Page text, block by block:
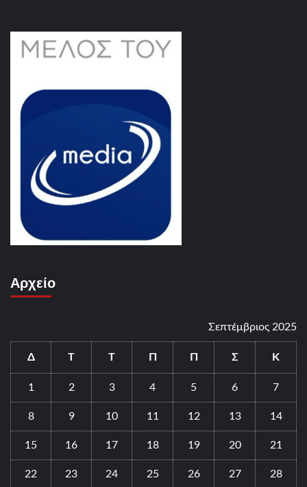
Αρχείο
Σεπτέμβριος 2025
Δ Τ Τ Π Π Σ Κ
1 2 3 4 5 6 7
8 9 10 11 12 13 14
15 16 17 18 19 20 21
22 23 24 25 26 27 28